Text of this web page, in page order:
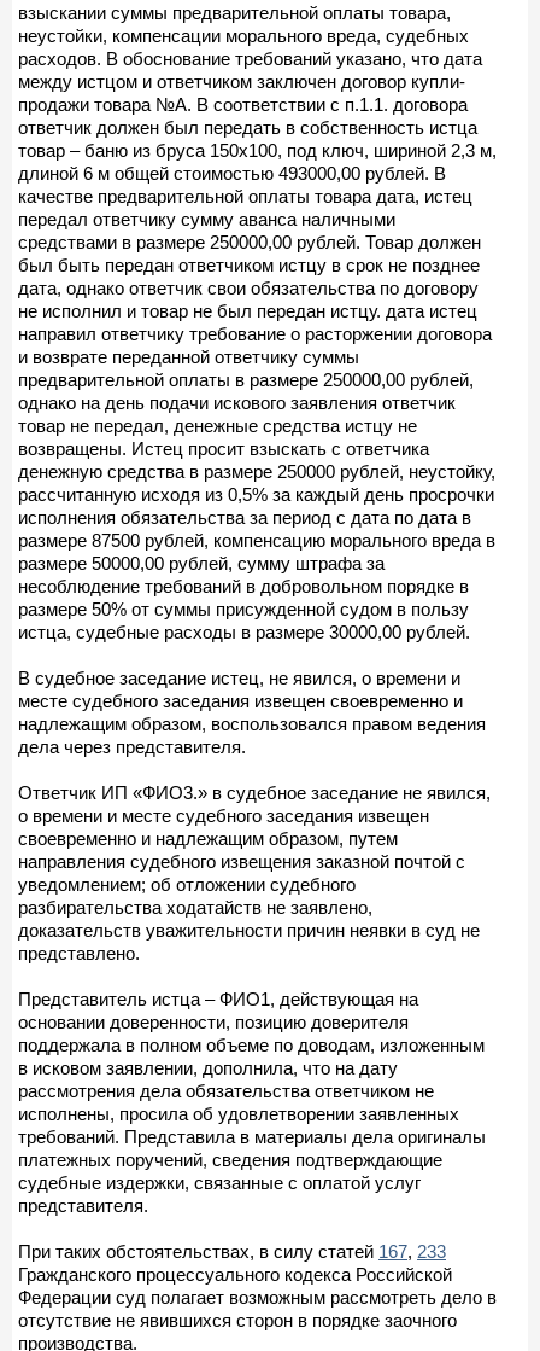
взыскании суммы предварительной оплаты товара,
неустойки, компенсации морального вреда, судебных
расходов. В обоснование требований указано, что дата
между истцом и ответчиком заключен договор купли-
продажи товара №А. В соответствии с п.1.1. договора
ответчик должен был передать в собственность истца
товар – баню из бруса 150х100, под ключ, шириной 2,3 м,
длиной 6 м общей стоимостью 493000,00 рублей. В
качестве предварительной оплаты товара дата, истец
передал ответчику сумму аванса наличными
средствами в размере 250000,00 рублей. Товар должен
был быть передан ответчиком истцу в срок не позднее
дата, однако ответчик свои обязательства по договору
не исполнил и товар не был передан истцу. дата истец
направил ответчику требование о расторжении договора
и возврате переданной ответчику суммы
предварительной оплаты в размере 250000,00 рублей,
однако на день подачи искового заявления ответчик
товар не передал, денежные средства истцу не
возвращены. Истец просит взыскать с ответчика
денежную средства в размере 250000 рублей, неустойку,
рассчитанную исходя из 0,5% за каждый день просрочки
исполнения обязательства за период с дата по дата в
размере 87500 рублей, компенсацию морального вреда в
размере 50000,00 рублей, сумму штрафа за
несоблюдение требований в добровольном порядке в
размере 50% от суммы присужденной судом в пользу
истца, судебные расходы в размере 30000,00 рублей.
В судебное заседание истец, не явился, о времени и
месте судебного заседания извещен своевременно и
надлежащим образом, воспользовался правом ведения
дела через представителя.
Ответчик ИП «ФИО3.» в судебное заседание не явился,
о времени и месте судебного заседания извещен
своевременно и надлежащим образом, путем
направления судебного извещения заказной почтой с
уведомлением; об отложении судебного
разбирательства ходатайств не заявлено,
доказательств уважительности причин неявки в суд не
представлено.
Представитель истца – ФИО1, действующая на
основании доверенности, позицию доверителя
поддержала в полном объеме по доводам, изложенным
в исковом заявлении, дополнила, что на дату
рассмотрения дела обязательства ответчиком не
исполнены, просила об удовлетворении заявленных
требований. Представила в материалы дела оригиналы
платежных поручений, сведения подтверждающие
судебные издержки, связанные с оплатой услуг
представителя.
При таких обстоятельствах, в силу статей 167, 233
Гражданского процессуального кодекса Российской
Федерации суд полагает возможным рассмотреть дело в
отсутствие не явившихся сторон в порядке заочного
производства.